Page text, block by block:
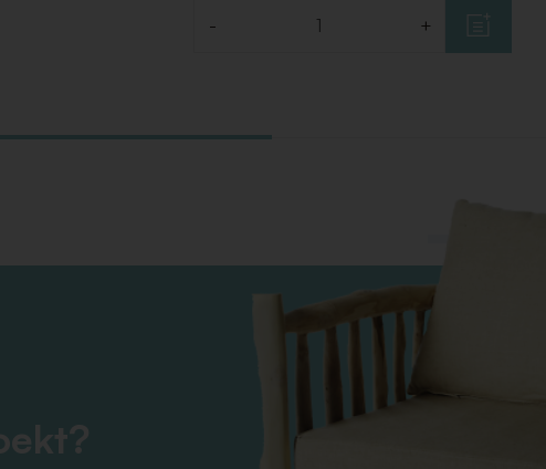
- +